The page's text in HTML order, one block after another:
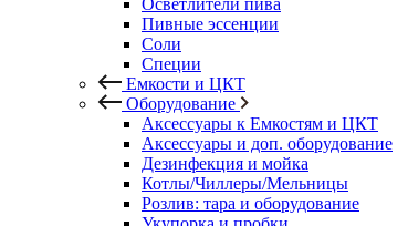
Осветлители пива
Пивные эссенции
Соли
Специи
Емкости и ЦКТ
Оборудование
Аксессуары к Емкостям и ЦКТ
Аксессуары и доп. оборудование
Дезинфекция и мойка
Котлы/Чиллеры/Мельницы
Розлив: тара и оборудование